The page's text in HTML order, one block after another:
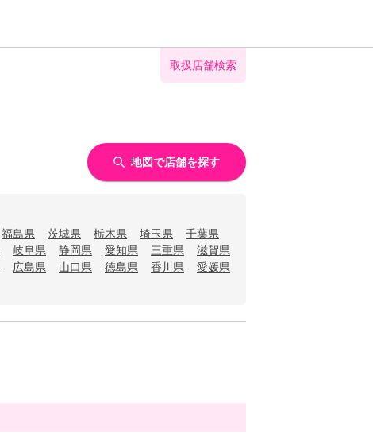
取扱店舗検索
地図で店舗を探す
福島県 茨城県 栃木県 埼玉県
千葉県
岐阜県 静岡県 愛知県 三重県
滋賀県
広島県 山口県 徳島県 香川県
愛媛県